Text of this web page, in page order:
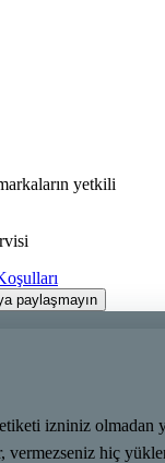
yetkili
paylaşmayın
izniniz olmadan
vermezseniz hiç